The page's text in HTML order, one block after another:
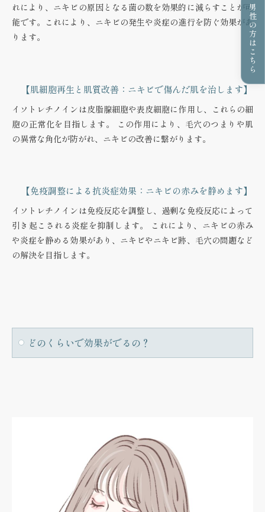
れにより、ニキビの原因となる菌の数を効果的に減らすことが可
能です。これにより、ニキビの発生や炎症の進行を防ぐ効果があ
ります。
【肌細胞再生と肌質改善：ニキビで傷んだ肌を治します】
イソトレチノインは皮脂腺細胞や表皮細胞に作用し、これらの細
胞の正常化を目指します。 この作用により、毛穴のつまりや肌
の異常な角化が防がれ、ニキビの改善に繋がります。
【免疫調整による抗炎症効果：ニキビの赤みを静めます】
イソトレチノインは免疫反応を調整し、過剰な免疫反応によって
引き起こされる炎症を抑制します。 これにより、ニキビの赤み
や炎症を静める効果があり、ニキビやニキビ跡、毛穴の問題など
の解決を目指します。
どのくらいで効果がでるの？
男性の方はこちら